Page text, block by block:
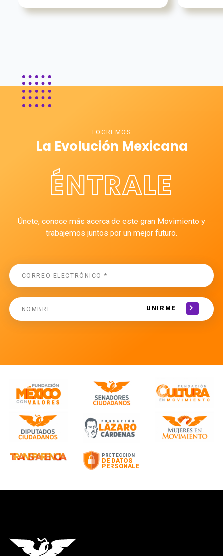
LOGREMOS
La Evolución Mexicana
ÉNTRALE
Únete, conoce más acerca de este gran Movimiento y
trabajemos juntos por un mejor futuro.
UNIRME